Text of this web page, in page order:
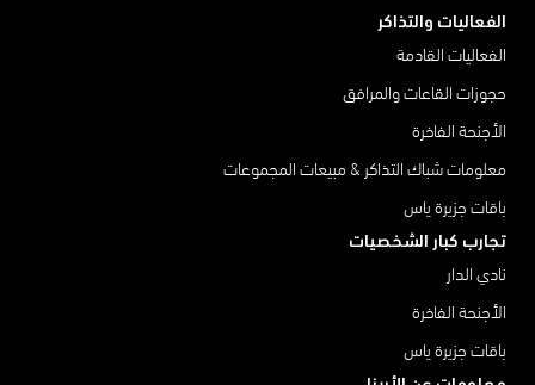
الفعاليات والتذاكر
الفعاليات القادمة
حجوزات القاعات والمرافق
الأجنحة الفاخرة
معلومات شباك التذاكر & مبيعات المجموعات
باقات جزيرة ياس
تجارب كبار الشخصيات
نادي الدار
الأجنحة الفاخرة
باقات جزيرة ياس